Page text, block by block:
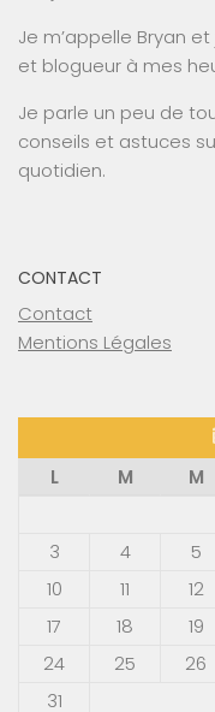
Je m’appelle Bryan
et blogueur à mes
Je parle un peu de
conseils et astuces
quotidien.
CONTACT
Contact
Mentions Légales
L
M M
3
4 5
10
11 12
17
18 19
24
25 26
31